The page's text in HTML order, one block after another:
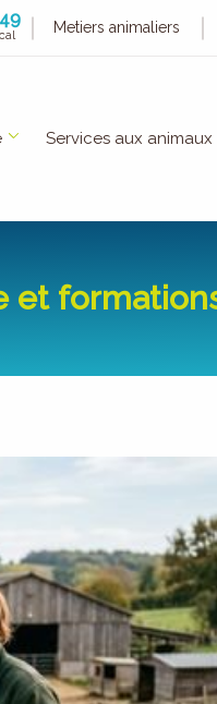
Metiers animaliers
Services aux animaux
et